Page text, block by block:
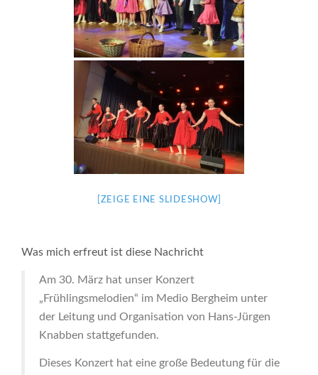
[ZEIGE EINE SLIDESHOW]
Was mich erfreut ist diese Nachricht
Am 30. März hat unser Konzert
„Frühlingsmelodien“ im Medio Bergheim unter
der Leitung und Organisation von Hans-Jürgen
Knabben stattgefunden.
Dieses Konzert hat eine große Bedeutung für die